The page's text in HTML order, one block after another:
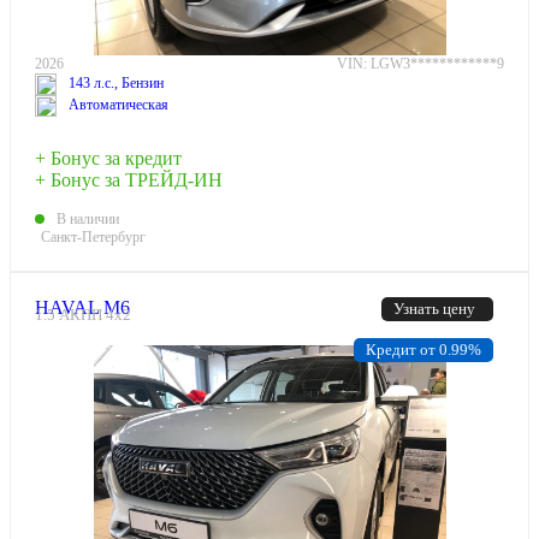
2026
VIN: LGW3************9
143 л.с., Бензин
Автоматическая
+ Бонус за кредит
+ Бонус за ТРЕЙД-ИН
В наличии
Санкт-Петербург
Узнать цену
HAVAL M6
1.5 АКПП 4х2
Кредит от 0.99%